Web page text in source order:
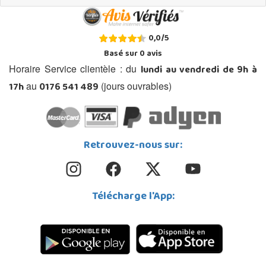
0,0/5
Basé sur0avis
Horaire Service clientèle : du lundi au vendredi de 9h à
17hau 0176 541 489 (jours ouvrables)
Retrouvez-nous sur:
Télécharge l'App: